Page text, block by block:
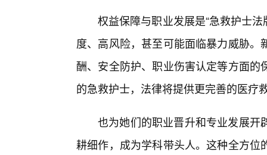
权益保障与职业发展是“急救护士
度、高风险，甚至可能面临暴力威胁
酬、安全防护、职业伤害认定等方面
的急救护士，法律将提供更完善的医疗
也为她们的职业晋升和专业发展开
耕细作，成为学科带头人。这种全方